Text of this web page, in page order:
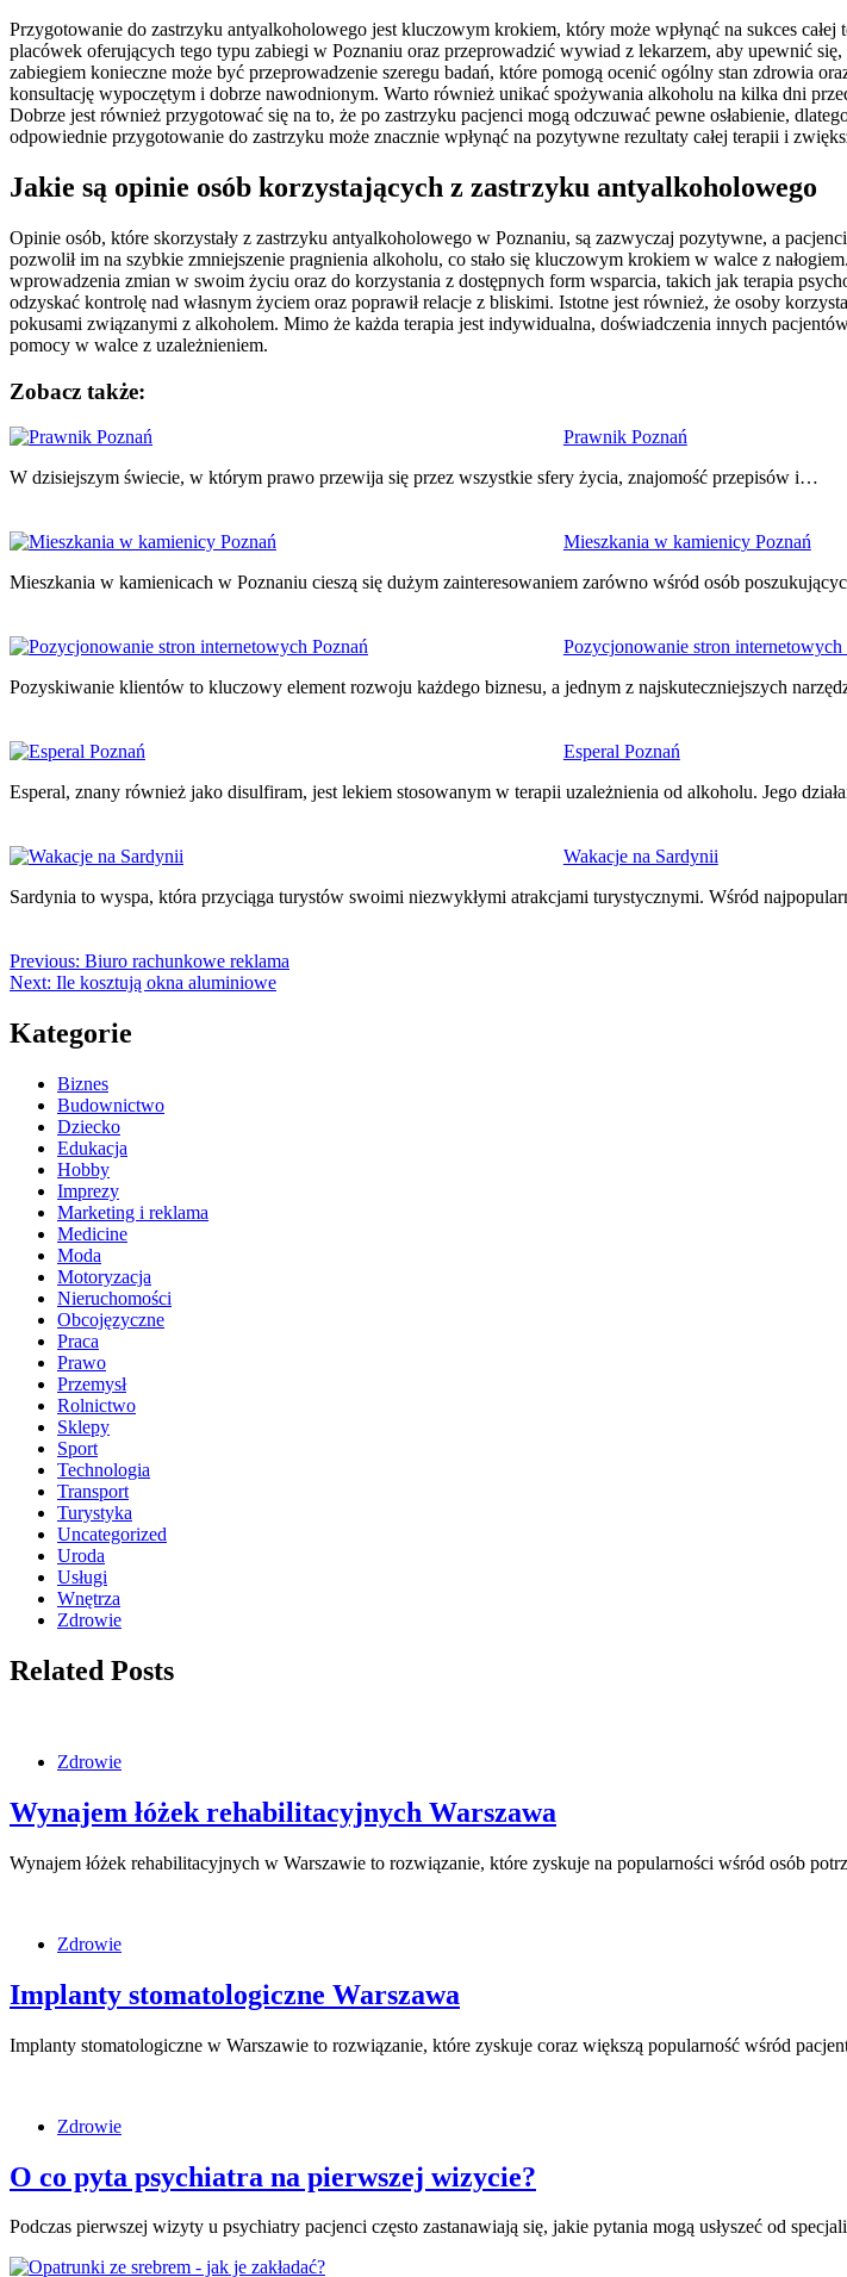
Przygotowanie do zastrzyku antyalkoholowego jest kluczowym krokiem, który może wpłynąć na sukces
placówek oferujących tego typu zabiegi w Poznaniu oraz przeprowadzić wywiad z lekarzem, aby upewnić
zabiegiem konieczne może być przeprowadzenie szeregu badań, które pomogą ocenić ogólny stan zdrowia
konsultację wypoczętym i dobrze nawodnionym. Warto również unikać spożywania alkoholu na kilka dni
Dobrze jest również przygotować się na to, że po zastrzyku pacjenci mogą odczuwać pewne osłabienie,
odpowiednie przygotowanie do zastrzyku może znacznie wpłynąć na pozytywne rezultaty całej terapii i
Jakie są opinie osób korzystających z zastrzyku antyalkoholowego
Opinie osób, które skorzystały z zastrzyku antyalkoholowego w Poznaniu, są zazwyczaj pozytywne, a
pozwolił im na szybkie zmniejszenie pragnienia alkoholu, co stało się kluczowym krokiem w walce z
wprowadzenia zmian w swoim życiu oraz do korzystania z dostępnych form wsparcia, takich jak terapia
odzyskać kontrolę nad własnym życiem oraz poprawił relacje z bliskimi. Istotne jest również, że osoby
pokusami związanymi z alkoholem. Mimo że każda terapia jest indywidualna, doświadczenia innych
pomocy w walce z uzależnieniem.
Zobacz także:
Prawnik Poznań
W dzisiejszym świecie, w którym prawo przewija się przez wszystkie sfery życia, znajomość przepisów i…
Mieszkania w kamienicy Poznań
Mieszkania w kamienicach w Poznaniu cieszą się dużym zainteresowaniem zarówno wśród osób
Pozycjonowanie stron internetowych
Pozyskiwanie klientów to kluczowy element rozwoju każdego biznesu, a jednym z najskuteczniejszych
Esperal Poznań
Esperal, znany również jako disulfiram, jest lekiem stosowanym w terapii uzależnienia od alkoholu. Jego
Wakacje na Sardynii
Sardynia to wyspa, która przyciąga turystów swoimi niezwykłymi atrakcjami turystycznymi. Wśród
Nawigacja
wpisu
Previous: Biuro rachunkowe reklama
Next: Ile kosztują okna aluminiowe
Kategorie
Biznes
Budownictwo
Dziecko
Edukacja
Hobby
Imprezy
Marketing i reklama
Medicine
Moda
Motoryzacja
Nieruchomości
Obcojęzyczne
Praca
Prawo
Przemysł
Rolnictwo
Sklepy
Sport
Technologia
Transport
Turystyka
Uncategorized
Uroda
Usługi
Wnętrza
Zdrowie
Related Posts
Zdrowie
Wynajem łóżek rehabilitacyjnych Warszawa
Wynajem łóżek rehabilitacyjnych w Warszawie to rozwiązanie, które zyskuje na popularności wśród osób
Zdrowie
Implanty stomatologiczne Warszawa
Implanty stomatologiczne w Warszawie to rozwiązanie, które zyskuje coraz większą popularność wśród
Zdrowie
O co pyta psychiatra na pierwszej wizycie?
Podczas pierwszej wizyty u psychiatry pacjenci często zastanawiają się, jakie pytania mogą usłyszeć od